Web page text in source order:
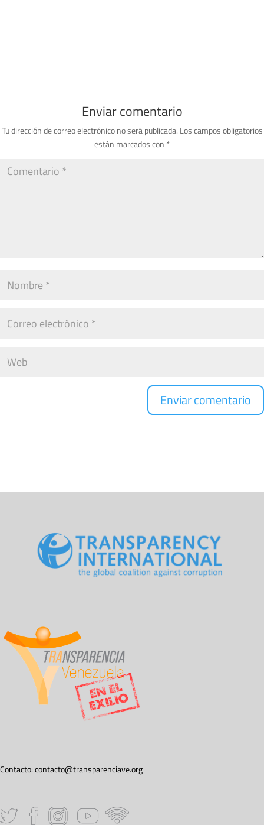
Enviar comentario
Tu dirección de correo electrónico no será publicada. Los campos obligatorios
están marcados con *
Contacto:contacto@transparenciave.org